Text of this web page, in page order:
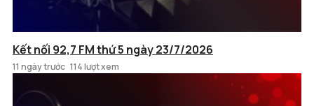
Kết nối 92,7 FM thứ 5 ngày 23/7/2026
11 ngày trước 114 lượt xem